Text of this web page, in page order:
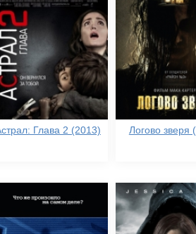
Глава 2 (2013) Логово зверя